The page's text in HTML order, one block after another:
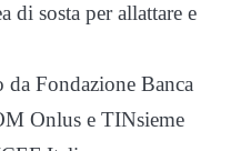
di sosta per allattare e
da Fondazione Banca
Onlus e TINsieme